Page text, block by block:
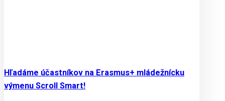
Hľadáme účastníkov na Erasmus+ mládežnícku
výmenu Scroll Smart!